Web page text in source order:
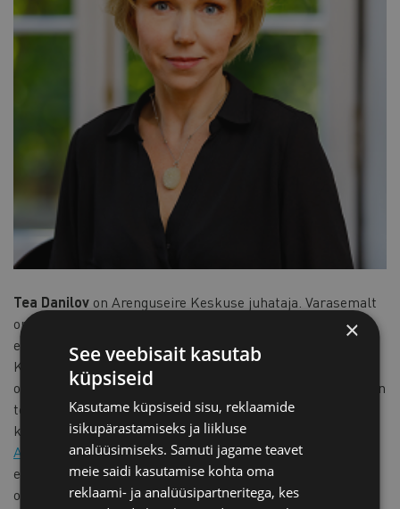
Tea Danilov on Arenguseire Keskuse juhataja. Varasemalt
on ta töötanud Ettevõtluse Arendamise Sihtasutuses
ettevõtluskeskuse juhina ning Majandus- ja
Kommunikatsiooniministeeriumis majandusarengu
osakonna juhatajana ja siseturu osakonna juhatajana. Ta on
tegev koolitajana tulevikutrendide ja -stsenaariumide
koostamise ja kasutamise teemal.
Arenguseire Keskuseskorraldab Tea tulevikuseiret,
eesmärgiga juhtida avalikkuse tähelepanu teemadele, mis
on tuleviku seisukohast kasvava tähtsusega ja vajavad
×
See veebisait kasutab
küpsiseid
Kasutame küpsiseid sisu, reklaamide
isikupärastamiseks ja liikluse
analüüsimiseks. Samuti jagame teavet
meie saidi kasutamise kohta oma
reklaami- ja analüüsipartneritega, kes